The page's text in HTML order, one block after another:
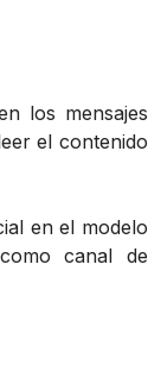
los mensajes
el contenido
en el modelo
canal de